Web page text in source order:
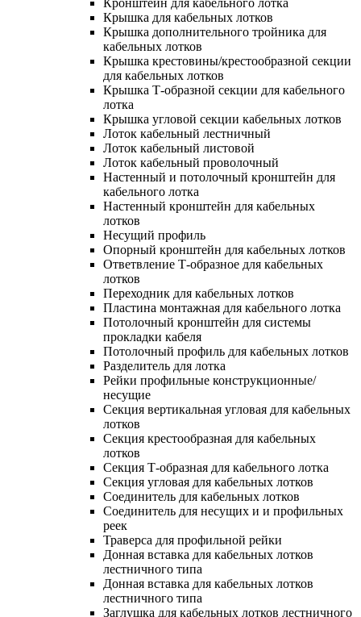
Крышка для кабельных лотков
Крышка дополнительного тройника для
кабельных лотков
Крышка крестовины/крестообразной секции
для кабельных лотков
Крышка Т-образной секции для кабельного
лотка
Крышка угловой секции кабельных лотков
Лоток кабельный лестничный
Лоток кабельный листовой
Лоток кабельный проволочный
Настенный и потолочный кронштейн для
кабельного лотка
Настенный кронштейн для кабельных
лотков
Несущий профиль
Опорный кронштейн для кабельных лотков
Ответвление Т-образное для кабельных
лотков
Переходник для кабельных лотков
Пластина монтажная для кабельного лотка
Потолочный кронштейн для системы
прокладки кабеля
Потолочный профиль для кабельных лотков
Разделитель для лотка
Рейки профильные конструкционные/
несущие
Секция вертикальная угловая для кабельных
лотков
Секция крестообразная для кабельных
лотков
Секция Т-образная для кабельного лотка
Секция угловая для кабельных лотков
Соединитель для кабельных лотков
Соединитель для несущих и и профильных
реек
Траверса для профильной рейки
Донная вставка для кабельных лотков
лестничного типа
Донная вставка для кабельных лотков
лестничного типа
Заглушка для кабельных лотков лестничного